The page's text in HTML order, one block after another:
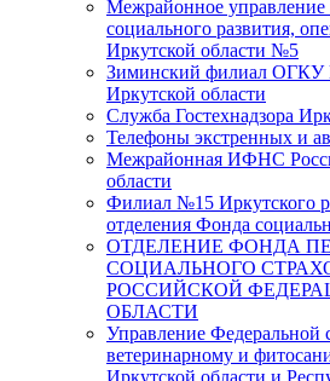
Межрайонное управление
социального развития,
Иркутской области №5
Зиминский филиал ОГКУ
Иркутской области
Служба Гостехнадзора
Телефоны экстренных и
Межрайонная ИФНС
области
Филиал №15 Иркутского
отделения Фонда
ОТДЕЛЕНИЕ ФОНДА
СОЦИАЛЬНОГО
РОССИЙСКОЙ
ОБЛАСТИ
Управление Федеральной
ветеринарному и
Иркутской области и